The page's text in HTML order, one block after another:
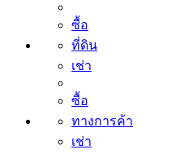
ซื้อ
ที่ดิน
เช่า
ซื้อ
ทางการค้า
เช่า